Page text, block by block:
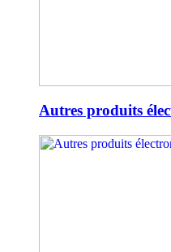
Autres produits